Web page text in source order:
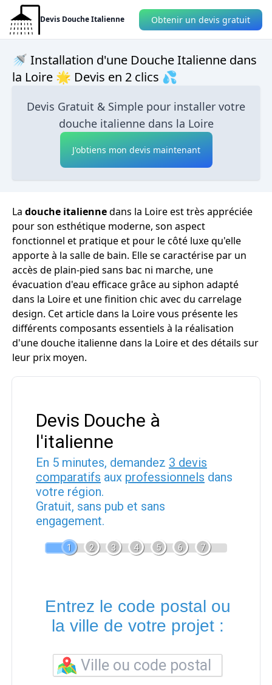
Devis Douche Italienne Obtenir un devis gratuit
🚿 Installation d'une Douche Italienne dans
la Loire 🌟 Devis en 2 clics 💦
Devis Gratuit & Simple pour installer votre
douche italienne dans la Loire
J'obtiens mon devis maintenant
La douche italiennedans la Loire est très appréciée
pour son esthétique moderne, son aspect
fonctionnel et pratique et pour le côté luxe qu'elle
apporte à la salle de bain. Elle se caractérise par un
accès de plain-pied sans bac ni marche, une
évacuation d'eau efficace grâce au siphon adapté
dans la Loire et une finition chic avec du carrelage
design. Cet article dans la Loire vous présente les
différents composants essentiels à la réalisation
d'une douche italienne dans la Loire et des détails sur
leur prix moyen.
Devis Douche à
l'italienne
En 5 minutes, demandez 3 devis
comparatifs aux professionnels dans
votre région.
Gratuit, sans pub et sans
engagement.
1 2 3 4 5 6 7
Entrez le code postal ou
la ville de votre projet :